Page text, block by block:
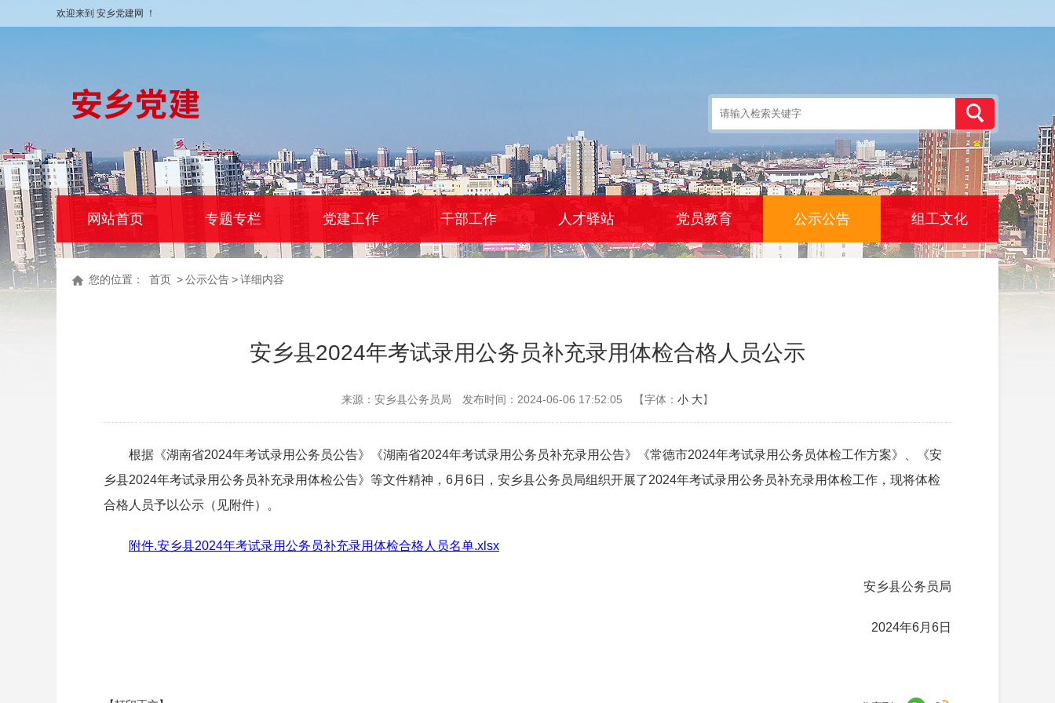
欢迎来到 安乡党建网 ！
网站首页 专题专栏 党建工作 干部工作 人才驿站 党员教育 公示公告 组工文化
您的位置： 首页 >公示公告>详细内容
安乡县2024年考试录用公务员补充录用体检合格人员公示
来源：安乡县公务员局 发布时间：2024-06-06 17:52:05 【字体： 小 大】
根据《湖南省2024年考试录用公务员公告》《湖南省2024年考试录用公务员补充录用公告》《常德市2024年考试录用公务员体检工作方案》、《安
乡县2024年考试录用公务员补充录用体检公告》等文件精神，6月6日，安乡县公务员局组织开展了2024年考试录用公务员补充录用体检工作，现将体检
合格人员予以公示（见附件）。
附件.安乡县2024年考试录用公务员补充录用体检合格人员名单.xlsx
安乡县公务员局
2024年6月6日